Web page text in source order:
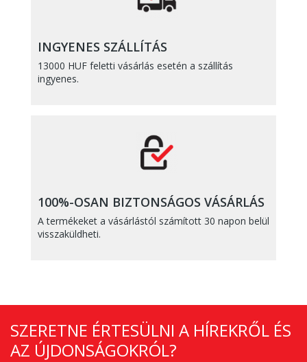
INGYENES SZÁLLÍTÁS
13000 HUF feletti vásárlás esetén a szállítás
ingyenes.
100%-OSAN BIZTONSÁGOS VÁSÁRLÁS
A termékeket a vásárlástól számított 30 napon belül
visszaküldheti.
SZERETNE ÉRTESÜLNI A HÍREKRŐL ÉS
AZ ÚJDONSÁGOKRÓL?